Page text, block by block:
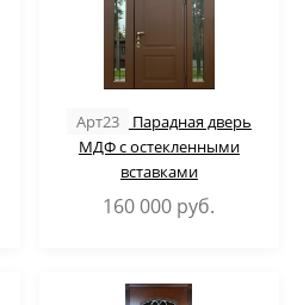
Арт23
Парадная дверь
МДФ с остекленными
вставками
160 000 руб.